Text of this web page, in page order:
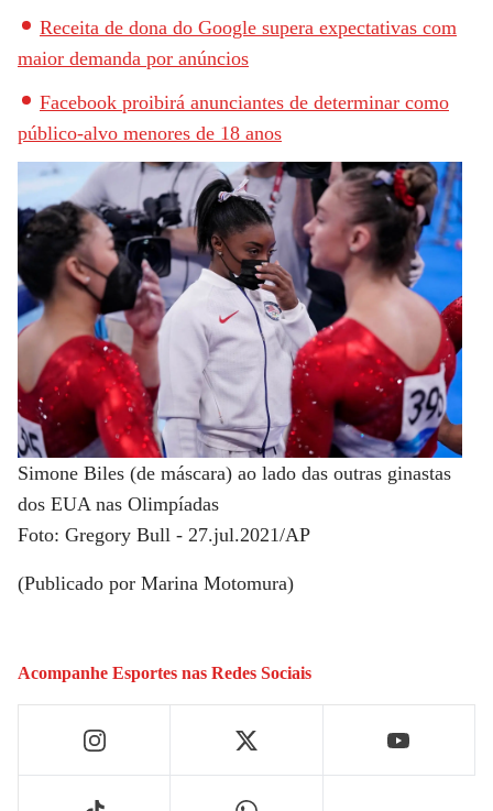
Receita de dona do Google supera expectativas com
maior demanda por anúncios
Facebook proibirá anunciantes de determinar como
público-alvo menores de 18 anos
Simone Biles (de máscara) ao lado das outras ginastas
dos EUA nas Olimpíadas
Foto: Gregory Bull - 27.jul.2021/AP
(Publicado por Marina Motomura)
Acompanhe Esportes nas Redes Sociais